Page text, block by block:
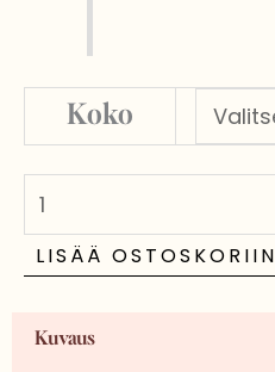
Koko
Hellä-
rannekoru
määrä
LISÄÄ OSTOSKORIIN
Kuvaus